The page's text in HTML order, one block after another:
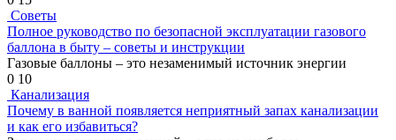
Советы
Полное руководство по безопасной эксплуатации газового
баллона в быту – советы и инструкции
Газовые баллоны – это незаменимый источник энергии
0 10
Канализация
Почему в ванной появляется неприятный запах канализации
и как его избавиться?